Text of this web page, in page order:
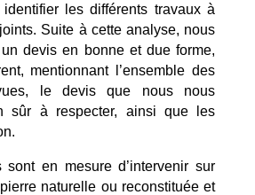
les différents travaux à
Suite à cette analyse, nous
devis en bonne et due forme,
mentionnant l’ensemble des
le devis que nous nous
sûr à respecter, ainsi que les
sont en mesure d’intervenir sur
naturelle ou reconstituée et